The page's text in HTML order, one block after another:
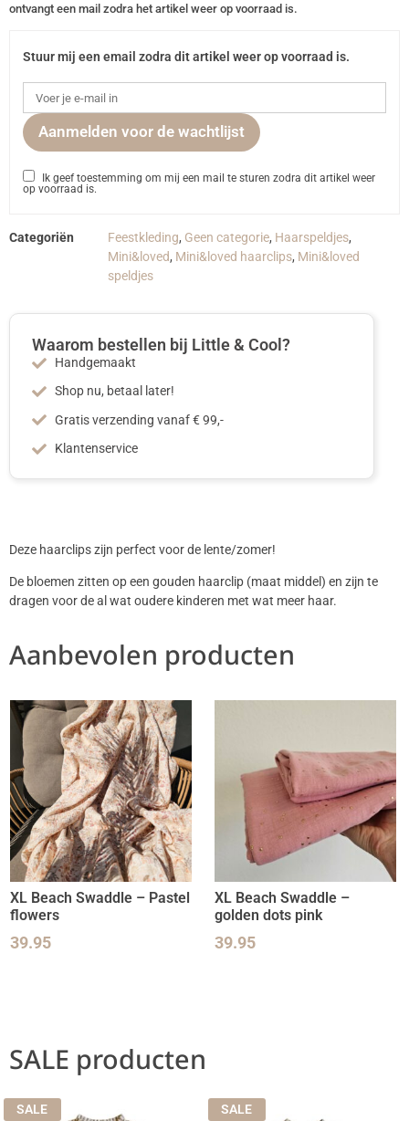
ontvangt een mail zodra het artikel weer op voorraad is.
Stuur mij een email zodra dit artikel weer op voorraad is.
Aanmelden voor de wachtlijst
Ik geef toestemming om mij een mail te sturen zodra dit artikel weer
op voorraad is.
Categoriën Feestkleding, Geen categorie, Haarspeldjes,
Mini&loved, Mini&loved haarclips, Mini&loved
speldjes
Waarom bestellen bij Little & Cool?
Handgemaakt
Shop nu, betaal later!
Gratis verzending vanaf € 99,-
Klantenservice
Deze haarclips zijn perfect voor de lente/zomer!
De bloemen zitten op een gouden haarclip (maat middel) en zijn te
dragen voor de al wat oudere kinderen met wat meer haar.
Aanbevolen producten
XL Beach Swaddle – Pastel
flowers
39.95
XL Beach Swaddle –
golden dots pink
39.95
SALE producten
SALE SALE